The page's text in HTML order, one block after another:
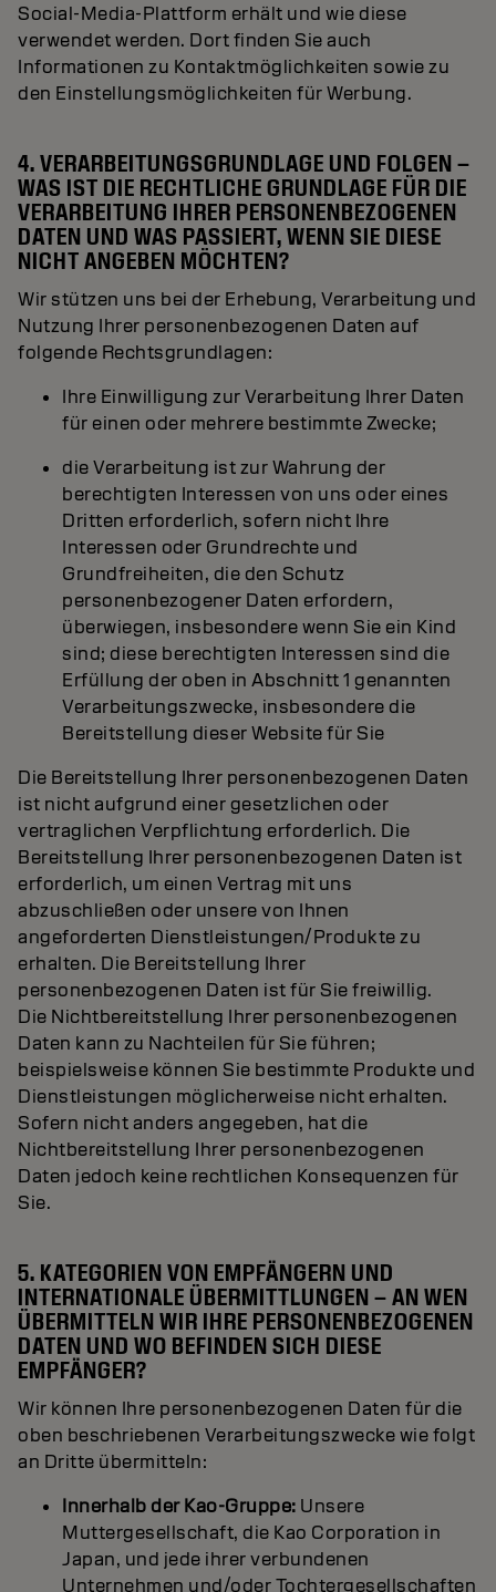
Social-Media-Plattform erhält und wie diese
verwendet werden. Dort finden Sie auch
Informationen zu Kontaktmöglichkeiten sowie zu
den Einstellungsmöglichkeiten für Werbung.
4. VERARBEITUNGSGRUNDLAGE UND FOLGEN –
WAS IST DIE RECHTLICHE GRUNDLAGE FÜR DIE
VERARBEITUNG IHRER PERSONENBEZOGENEN
DATEN UND WAS PASSIERT, WENN SIE DIESE
NICHT ANGEBEN MÖCHTEN?
Wir stützen uns bei der Erhebung, Verarbeitung und
Nutzung Ihrer personenbezogenen Daten auf
folgende Rechtsgrundlagen:
Ihre Einwilligung zur Verarbeitung Ihrer Daten
für einen oder mehrere bestimmte Zwecke;
die Verarbeitung ist zur Wahrung der
berechtigten Interessen von uns oder eines
Dritten erforderlich, sofern nicht Ihre
Interessen oder Grundrechte und
Grundfreiheiten, die den Schutz
personenbezogener Daten erfordern,
überwiegen, insbesondere wenn Sie ein Kind
sind; diese berechtigten Interessen sind die
Erfüllung der oben in Abschnitt 1 genannten
Verarbeitungszwecke, insbesondere die
Bereitstellung dieser Website für Sie
Die Bereitstellung Ihrer personenbezogenen Daten
ist nicht aufgrund einer gesetzlichen oder
vertraglichen Verpflichtung erforderlich. Die
Bereitstellung Ihrer personenbezogenen Daten ist
erforderlich, um einen Vertrag mit uns
abzuschließen oder unsere von Ihnen
angeforderten Dienstleistungen/Produkte zu
erhalten. Die Bereitstellung Ihrer
personenbezogenen Daten ist für Sie freiwillig.
Die Nichtbereitstellung Ihrer personenbezogenen
Daten kann zu Nachteilen für Sie führen;
beispielsweise können Sie bestimmte Produkte und
Dienstleistungen möglicherweise nicht erhalten.
Sofern nicht anders angegeben, hat die
Nichtbereitstellung Ihrer personenbezogenen
Daten jedoch keine rechtlichen Konsequenzen für
Sie.
5. KATEGORIEN VON EMPFÄNGERN UND
INTERNATIONALE ÜBERMITTLUNGEN – AN WEN
ÜBERMITTELN WIR IHRE PERSONENBEZOGENEN
DATEN UND WO BEFINDEN SICH DIESE
EMPFÄNGER?
Wir können Ihre personenbezogenen Daten für die
oben beschriebenen Verarbeitungszwecke wie folgt
an Dritte übermitteln:
Innerhalb der Kao-Gruppe: Unsere
Muttergesellschaft, die Kao Corporation in
Japan, und jede ihrer verbundenen
Unternehmen und/oder Tochtergesellschaften